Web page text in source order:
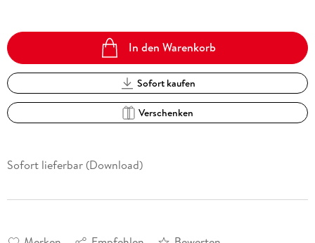
In den Warenkorb
Sofort kaufen
Verschenken
Sofort lieferbar (Download)